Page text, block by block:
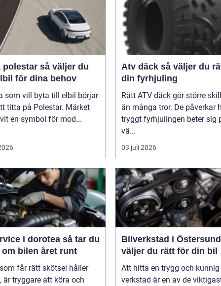
så väljer du
för dina behov
som vill byta till elbil börjar
titta på Polestar. Märket
en symbol för mod...
Atv däck så väljer du rätt för
din fyrhjuling
Rätt ATV däck gör större
än många tror. De påverkar
tryggt fyrhjulingen beter sig
vä...
03 juli 2026
i dorotea så tar du
om bilen året runt
får rätt skötsel håller
är tryggare att köra och
Bilverkstad i Östersund
väljer du rätt för din bil
Att hitta en trygg och kunnig
verkstad är en av de